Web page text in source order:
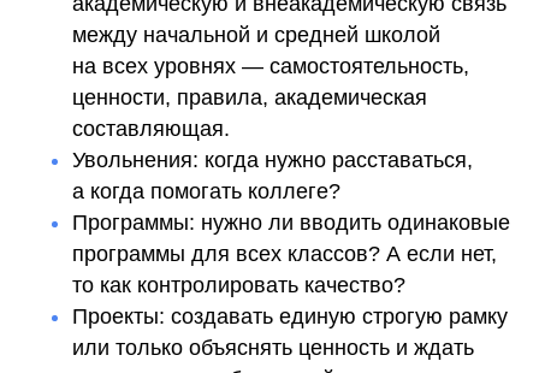
между начальной и средней школой
на всех уровнях — самостоятельность,
ценности, правила, академическая
составляющая.
Увольнения: когда нужно расставаться,
а когда помогать коллеге?
Программы: нужно ли вводить одинаковые
программы для всех классов? А если нет,
то как контролировать качество?
Проекты: создавать единую строгую рамку
или только объяснять ценность и ждать